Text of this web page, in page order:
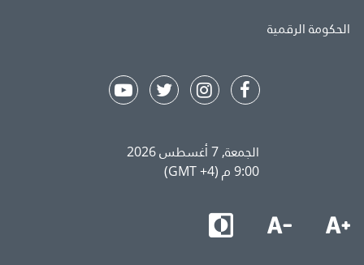
الحكومة الرقمية
الجمعة, 7 أغسطس 2026
9:00 م (GMT +4)